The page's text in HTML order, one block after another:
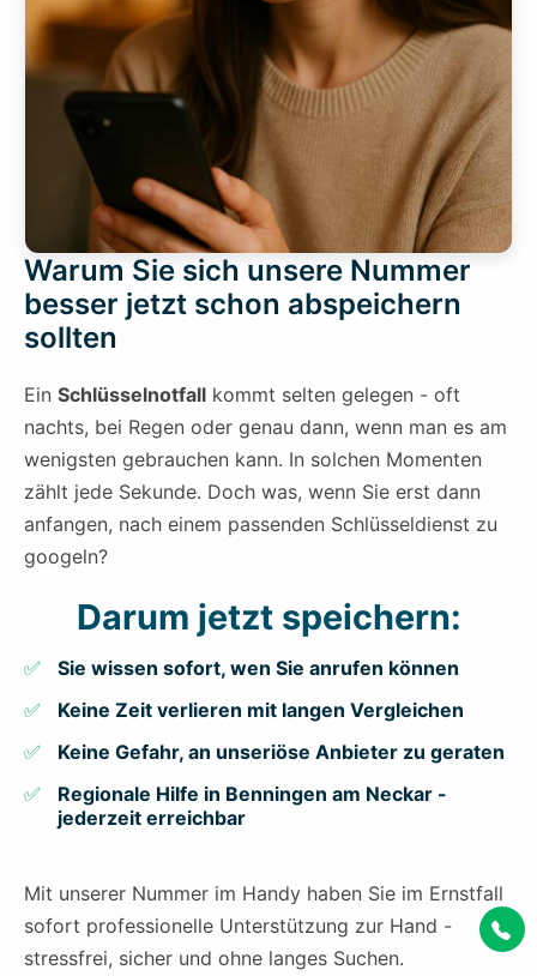
Warum Sie sich unsere Nummer
besser jetzt schon abspeichern
sollten
Ein Schlüsselnotfall kommt selten gelegen - oft
nachts, bei Regen oder genau dann, wenn man es am
wenigsten gebrauchen kann. In solchen Momenten
zählt jede Sekunde. Doch was, wenn Sie erst dann
anfangen, nach einem passenden Schlüsseldienst zu
googeln?
Darum jetzt speichern:
Sie wissen sofort, wen Sie anrufen können
Keine Zeit verlieren mit langen Vergleichen
Keine Gefahr, an unseriöse Anbieter zu geraten
Regionale Hilfe in Benningen am Neckar -
jederzeit erreichbar
Mit unserer Nummer im Handy haben Sie im Ernstfall
sofort professionelle Unterstützung zur Hand -
stressfrei, sicher und ohne langes Suchen.